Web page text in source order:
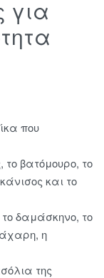
για
που
το βατόμουρο, το
και το
δαμάσκηνο, το
η
της